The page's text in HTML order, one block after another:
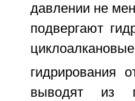
давлении не
подвергают
гидрирования
выводят из